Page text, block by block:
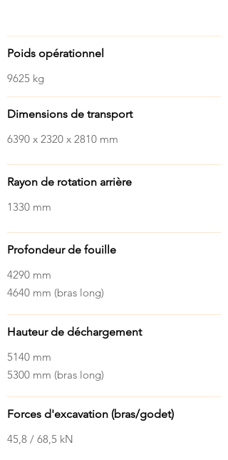
Poids opérationnel
9625 kg
Dimensions de transport
6390 x 2320 x 2810 mm
Rayon de rotation arrière
1330 mm
Profondeur de fouille
4290 mm
4640 mm (bras long)
Hauteur de déchargement
5140 mm
5300 mm (bras long)
Forces d'excavation (bras/godet)
45,8 / 68,5 kN